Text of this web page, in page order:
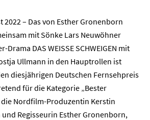
2022 – Das von Esther Gronenborn
mit Sönke Lars Neuwöhner
DAS WEISSE SCHWEIGEN mit
Ullmann in den Hauptrollen ist
diesjährigen Deutschen Fernsehpreis
für die Kategorie „Bester
Nordfilm-Produzentin Kerstin
Regisseurin Esther Gronenborn,